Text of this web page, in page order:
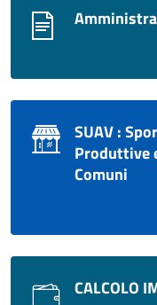
SUAV :
Produttive
Comuni
CALCOLO